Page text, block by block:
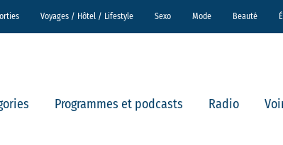
Voyages / Hôtel / Lifestyle Sexo Mode Beauté
Programmes et podcasts Radio